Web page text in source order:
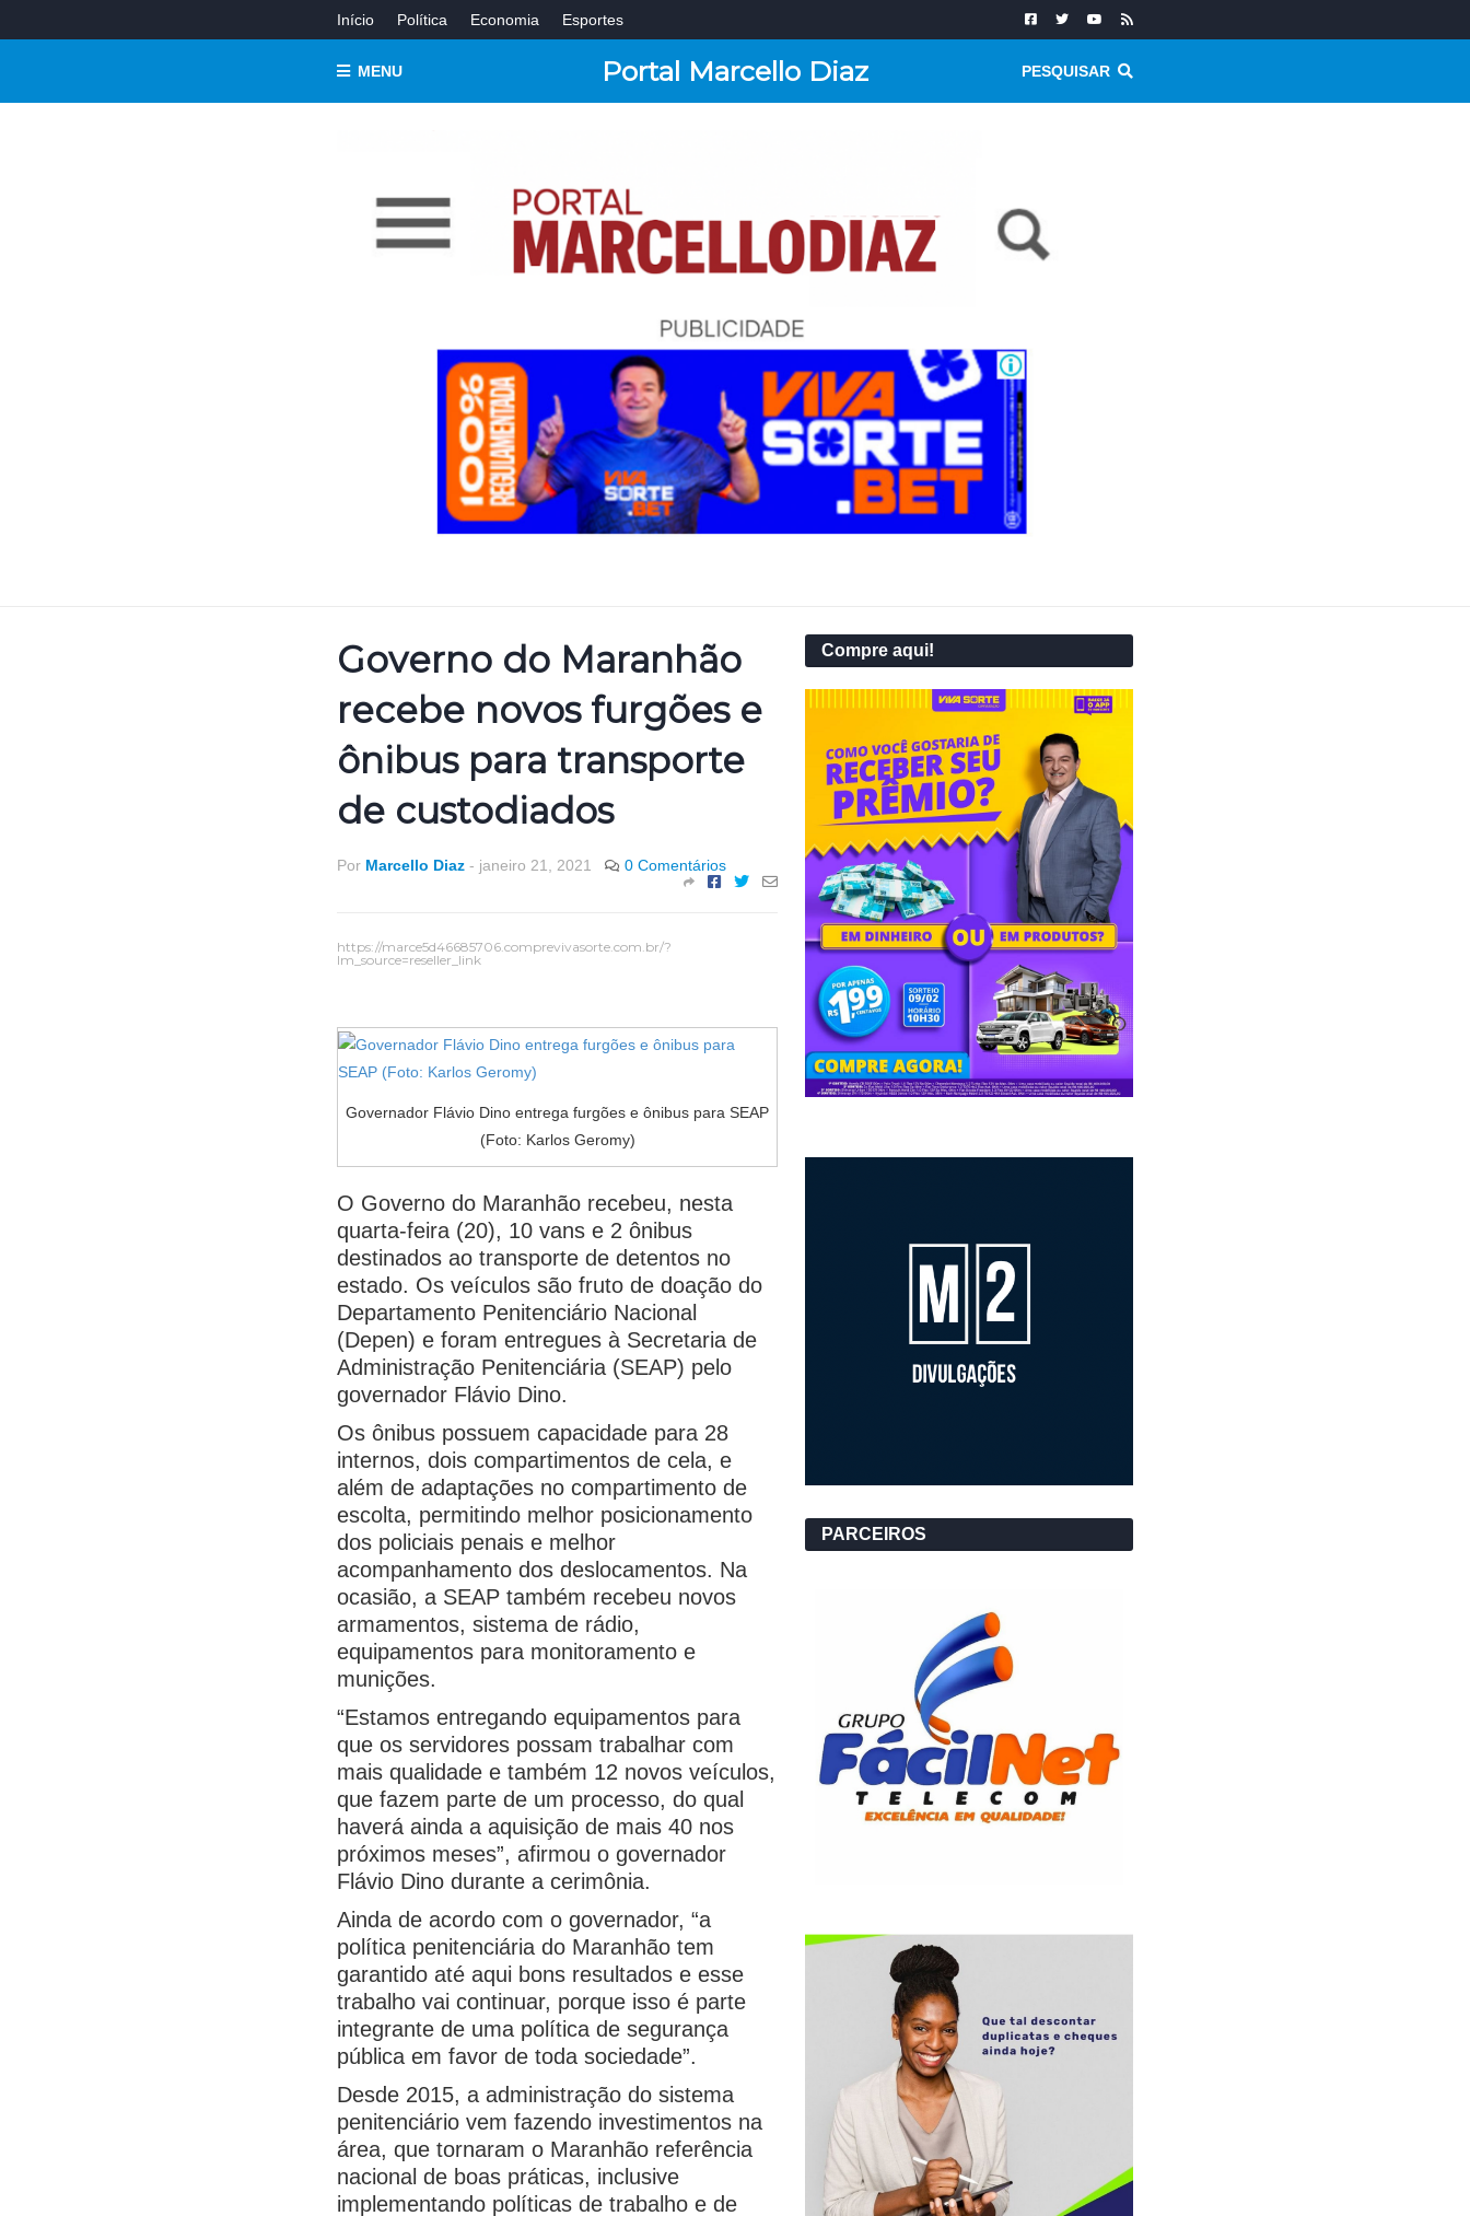
Início Política Economia Esportes
MENU Portal Marcello Diaz PESQUISAR
Governo do Maranhão
recebe novos furgões e
ônibus para transporte
de custodiados
Por Marcello Diaz - janeiro 21, 2021 0 Comentários
https://marce5d46685706.comprevivasorte.com.br/?
lm_source=reseller_link
Governador Flávio Dino entrega furgões e ônibus para SEAP
(Foto: Karlos Geromy)
O Governo do Maranhão recebeu, nesta
quarta-feira (20), 10 vans e 2 ônibus
destinados ao transporte de detentos no
estado. Os veículos são fruto de doação do
Departamento Penitenciário Nacional
(Depen) e foram entregues à Secretaria de
Administração Penitenciária (SEAP) pelo
governador Flávio Dino.
Os ônibus possuem capacidade para 28
internos, dois compartimentos de cela, e
além de adaptações no compartimento de
escolta, permitindo melhor posicionamento
dos policiais penais e melhor
acompanhamento dos deslocamentos. Na
ocasião, a SEAP também recebeu novos
armamentos, sistema de rádio,
equipamentos para monitoramento e
munições.
“Estamos entregando equipamentos para
que os servidores possam trabalhar com
mais qualidade e também 12 novos veículos,
que fazem parte de um processo, do qual
haverá ainda a aquisição de mais 40 nos
próximos meses”, afirmou o governador
Flávio Dino durante a cerimônia.
Ainda de acordo com o governador, “a
política penitenciária do Maranhão tem
garantido até aqui bons resultados e esse
trabalho vai continuar, porque isso é parte
integrante de uma política de segurança
pública em favor de toda sociedade”.
Desde 2015, a administração do sistema
penitenciário vem fazendo investimentos na
área, que tornaram o Maranhão referência
nacional de boas práticas, inclusive
implementando políticas de trabalho e de
Compre aqui!
PARCEIROS